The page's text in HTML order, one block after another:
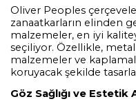
Oliver Peoples
zanaatkarların elinden
malzemeler, en iyi
seçiliyor. Özellikle,
malzemeler ve
koruyacak şekilde
Göz Sağlığı ve Estetik